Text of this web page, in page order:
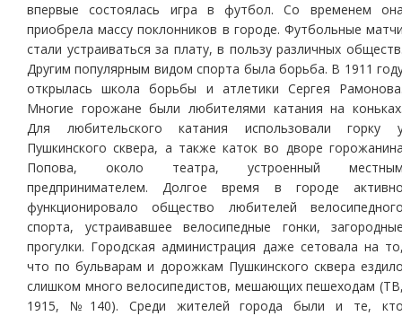
впервые состоялась игра в футбол. Со временем
приобрела массу поклонников в городе. Футбольные
стали устраиваться за плату, в пользу различных
Другим популярным видом спорта была борьба. В 1911
открылась школа борьбы и атлетики Сергея
Многие горожане были любителями катания на
Для любительского катания использовали горку
Пушкинского сквера, а также каток во дворе
Попова, около театра, устроенный
предпринимателем. Долгое время в городе
функционировало общество любителей
спорта, устраивавшее велосипедные гонки,
прогулки. Городская администрация даже сетовала на
что по бульварам и дорожкам Пушкинского сквера
слишком много велосипедистов, мешающих пешеходам
1915, №140). Среди жителей города были и те,